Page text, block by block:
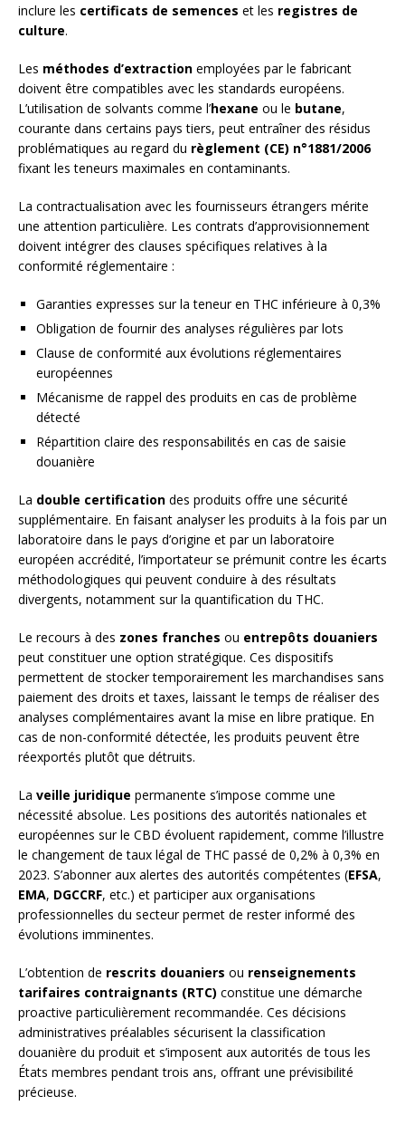
inclure les certificats de semences et les registres de
culture.
Les méthodes d’extraction employées par le fabricant
doivent être compatibles avec les standards européens.
L’utilisation de solvants comme l’hexane ou le butane,
courante dans certains pays tiers, peut entraîner des résidus
problématiques au regard du règlement (CE) n°1881/2006
fixant les teneurs maximales en contaminants.
La contractualisation avec les fournisseurs étrangers mérite
une attention particulière. Les contrats d’approvisionnement
doivent intégrer des clauses spécifiques relatives à la
conformité réglementaire :
Garanties expresses sur la teneur en THC inférieure à 0,3%
Obligation de fournir des analyses régulières par lots
Clause de conformité aux évolutions réglementaires
européennes
Mécanisme de rappel des produits en cas de problème
détecté
Répartition claire des responsabilités en cas de saisie
douanière
La double certification des produits offre une sécurité
supplémentaire. En faisant analyser les produits à la fois par un
laboratoire dans le pays d’origine et par un laboratoire
européen accrédité, l’importateur se prémunit contre les écarts
méthodologiques qui peuvent conduire à des résultats
divergents, notamment sur la quantification du THC.
Le recours à des zones franches ou entrepôts douaniers
peut constituer une option stratégique. Ces dispositifs
permettent de stocker temporairement les marchandises sans
paiement des droits et taxes, laissant le temps de réaliser des
analyses complémentaires avant la mise en libre pratique. En
cas de non-conformité détectée, les produits peuvent être
réexportés plutôt que détruits.
La veille juridique permanente s’impose comme une
nécessité absolue. Les positions des autorités nationales et
européennes sur le CBD évoluent rapidement, comme l’illustre
le changement de taux légal de THC passé de 0,2% à 0,3% en
2023. S’abonner aux alertes des autorités compétentes (EFSA,
EMA, DGCCRF, etc.) et participer aux organisations
professionnelles du secteur permet de rester informé des
évolutions imminentes.
L’obtention de rescrits douaniers ou renseignements
tarifaires contraignants (RTC) constitue une démarche
proactive particulièrement recommandée. Ces décisions
administratives préalables sécurisent la classification
douanière du produit et s’imposent aux autorités de tous les
États membres pendant trois ans, offrant une prévisibilité
précieuse.